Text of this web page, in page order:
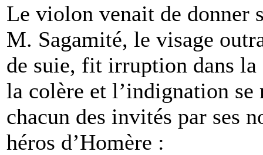
Le violon venait de donner
M. Sagamité, le visage
de suie, fit irruption dans la
la colère et l’indignation
chacun des invités par ses
héros d’Homère :